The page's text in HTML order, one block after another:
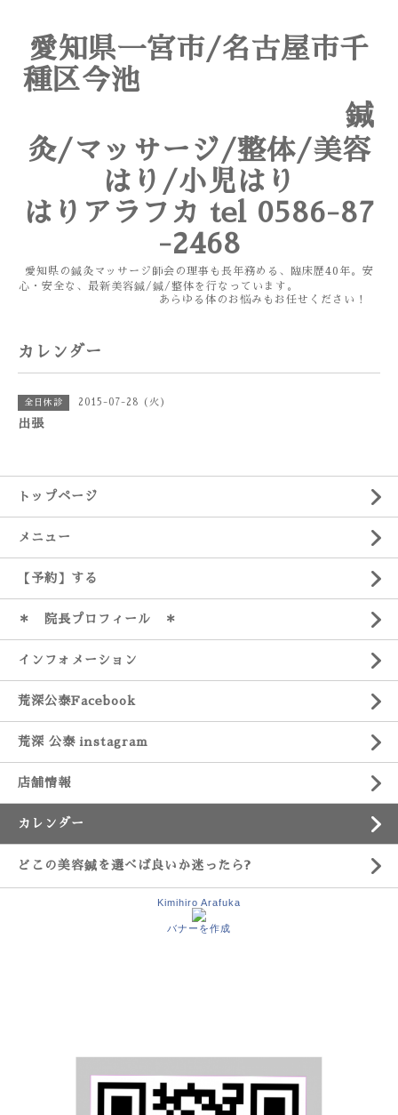
愛知県一宮市/名古屋市千
種区今池
鍼
灸/マッサージ/整体/美容
はり/小児はり
はりアラフカ tel 0586-87
-2468
愛知県の鍼灸マッサージ師会の理事も長年務める、臨床歴40年。安
心・安全な、最新美容鍼/鍼/整体を行なっています。
あらゆる体のお悩みもお任せください！
カレンダー
全日休診 2015-07-28 (火)
出張
トップページ
メニュー
【予約】する
＊ 院長プロフィール ＊
インフォメーション
荒深公泰Facebook
荒深 公泰 instagram
店舗情報
カレンダー
どこの美容鍼を選べば良いか迷ったら?
Kimihiro Arafuka
バナーを作成